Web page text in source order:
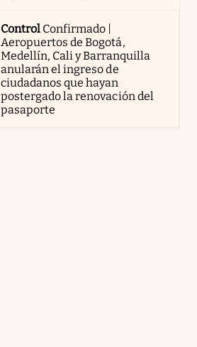
Control Confirmado |
Aeropuertos de Bogotá,
Medellín, Cali y Barranquilla
anularán el ingreso de
ciudadanos que hayan
postergado la renovación del
pasaporte